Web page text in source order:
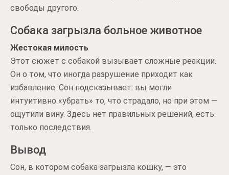
свободы другого.
Собака загрызла больное животное
Жестокая милость
Этот сюжет с собакой вызывает сложные реакции.
Он о том, что иногда разрушение приходит как
избавление. Сон подсказывает: вы могли
интуитивно «убрать» то, что страдало, но при этом —
ощутили вину. Здесь нет правильных решений, есть
только последствия.
Вывод
Сон, в котором собака загрызла кошку, — это